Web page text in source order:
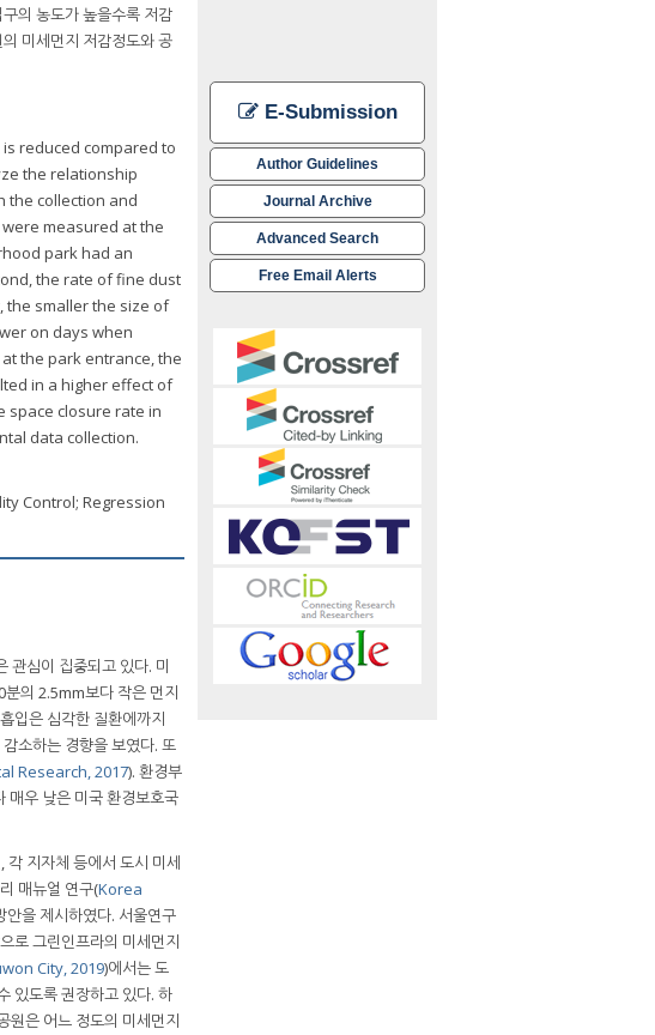
E-Submission
Author Guidelines
Journal Archive
Advanced Search
Free Email Alerts
의 농도가 높을수록 저감
미세먼지 저감정도와 공
reduced compared to
the relationship
the collection and
measured at the
park had an
the rate of fine dust
the smaller the size of
on days when
the park entrance, the
in a higher effect of
space closure rate in
data collection.
Control; Regression
관심이 집중되고 있다. 미
의 2.5mm보다 작은 먼지
입은 심각한 질환에까지
소하는 경향을 보였다. 또
Research, 2017). 환경부
매우 낮은 미국 환경보호국
각 지자체 등에서 도시 미세
매뉴얼 연구(Korea
안을 제시하였다. 서울연구
로 그린인프라의 미세먼지
City, 2019)에서는 도
있도록 권장하고 있다. 하
원은 어느 정도의 미세먼지